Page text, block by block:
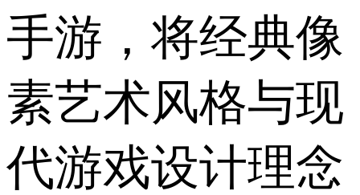
手游，将经典像
素艺术风格与现
代游戏设计理念